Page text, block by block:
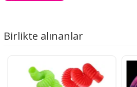
Birlikte alınanlar